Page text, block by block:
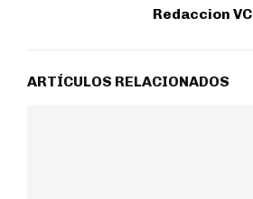
Redaccion VC
ARTÍCULOS RELACIONADOS